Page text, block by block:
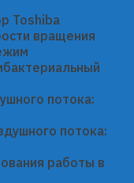
Toshiba
вращения
потока:
потока:
работы в